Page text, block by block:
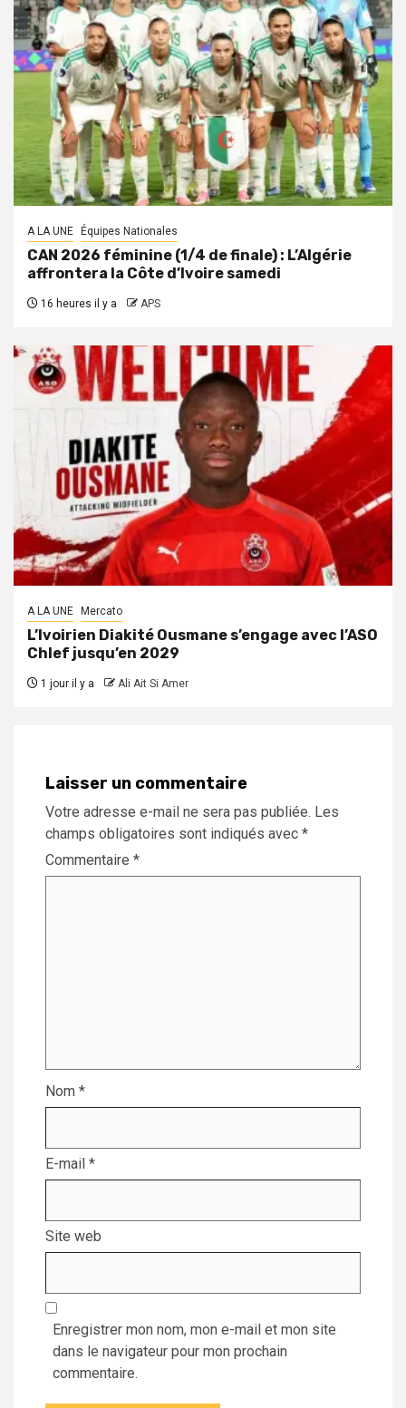
A LA UNE Équipes Nationales
CAN 2026 féminine (1/4 de finale) : L’Algérie
affrontera la Côte d’Ivoire samedi
16 heures il y a APS
A LA UNE Mercato
L’Ivoirien Diakité Ousmane s’engage avec l’ASO
Chlef jusqu’en 2029
1 jour il y a Ali Ait Si Amer
Laisser un commentaire
Votre adresse e-mail ne sera pas publiée. Les
champs obligatoires sont indiqués avec *
Commentaire *
Nom *
E-mail *
Site web
Enregistrer mon nom, mon e-mail et mon site
dans le navigateur pour mon prochain
commentaire.